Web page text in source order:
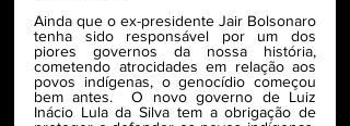
Ainda que o ex-presidente Jair Bolsonaro
tenha sido responsável por um dos
piores governos da nossa história,
cometendo atrocidades em relação aos
povos indígenas, o genocídio começou
bem antes.  O novo governo de Luiz
Inácio Lula da Silva tem a obrigação de